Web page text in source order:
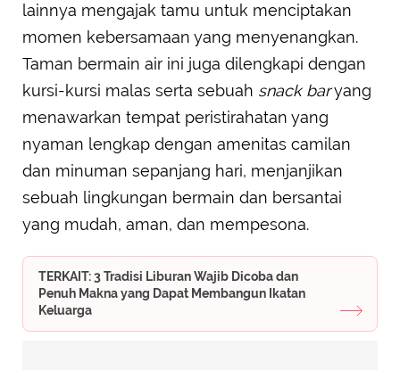
lainnya mengajak tamu untuk menciptakan
momen kebersamaan yang menyenangkan.
Taman bermain air ini juga dilengkapi dengan
kursi-kursi malas serta sebuah snack baryang
menawarkan tempat peristirahatan yang
nyaman lengkap dengan amenitas camilan
dan minuman sepanjang hari, menjanjikan
sebuah lingkungan bermain dan bersantai
yang mudah, aman, dan mempesona.
TERKAIT: 3 Tradisi Liburan Wajib Dicoba dan
Penuh Makna yang Dapat Membangun Ikatan
Keluarga